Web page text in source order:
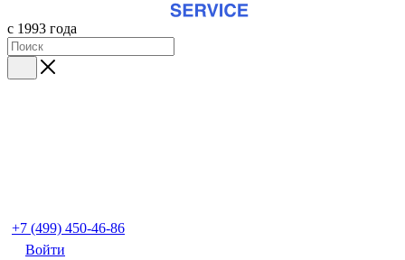
с 1993 года
+7 (499) 450-46-86
Войти